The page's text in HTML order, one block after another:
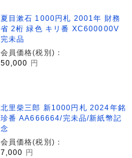
夏目漱石 1000円札 2001年 財務
省 2桁 緑色 キリ番 XC600000V
完未品
会員価格(税別)：
50,000 円
北里柴三郎 新1000円札 2024年銘
珍番 AA666664/完未品/新紙幣記
念
会員価格(税別)：
7,000 円